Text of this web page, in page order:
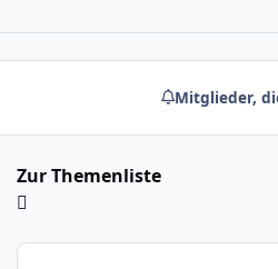
Mitglieder,
Zur Themenliste